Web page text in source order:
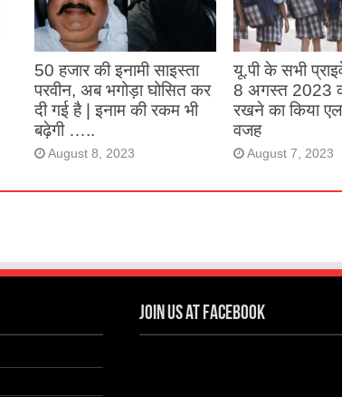
August 27, 2023
50 हजार की इनामी साइस्ता
परवीन, अब भगोड़ा घोसित कर
दी गई है | इनाम की रकम भी
बढ़ेगी …..
August 8, 2023
यू.पी के सभी
8 अगस्त 2023
रखने का किया
वजह
August 7, 2023
Join us at Facebook